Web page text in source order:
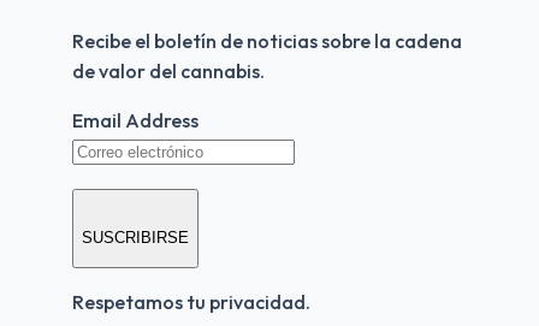
Recibe el boletín de noticias sobre la cadena
de valor del cannabis.
Email Address
SUSCRIBIRSE
Respetamos tu privacidad.